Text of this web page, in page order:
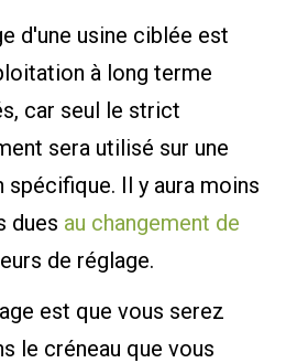
d'une usine ciblée est
à long terme
car seul le strict
sera utilisé sur une
Il y aura moins
dues au changement de
de réglage.
est que vous serez
le créneau que vous